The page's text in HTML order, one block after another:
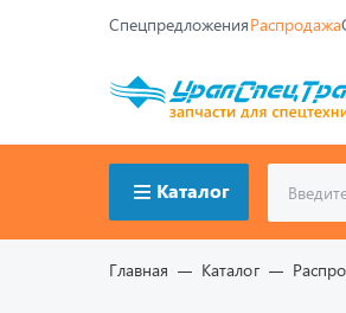
СпецпредложенияРаспродажа
Каталог
Главная Каталог